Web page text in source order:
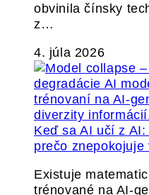
obvinila čínsky
z…
4. júla 2026
Keď sa AI učí z
prečo znepokojuje
Existuje
trénované na AI-